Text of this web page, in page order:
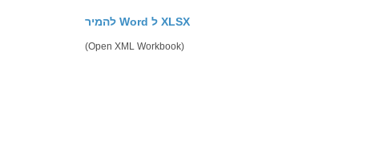
להמיר Word ל XLSX
(Open XML Workbook)